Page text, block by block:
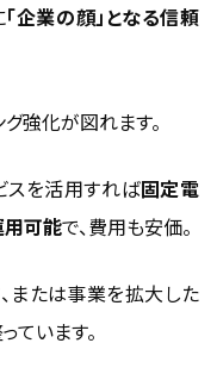
「企業の顔」となる信頼
強化が図れます。
スを活用すれば固定電
用可能で、費用も安価。
または事業を拡大した
ています。